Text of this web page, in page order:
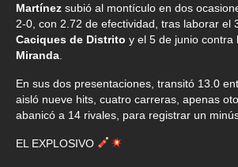
Martínez subió al montículo en dos
2-0, con 2.72 de efectividad, tras laborar el
Caciques de Distrito y el 5 de junio contra
Miranda
En sus dos presentaciones, transitó 13.0
aisló nueve hits, cuatro carreras, apenas
abanicó a 14 rivales, para registrar un
EL EXPLOSIVO